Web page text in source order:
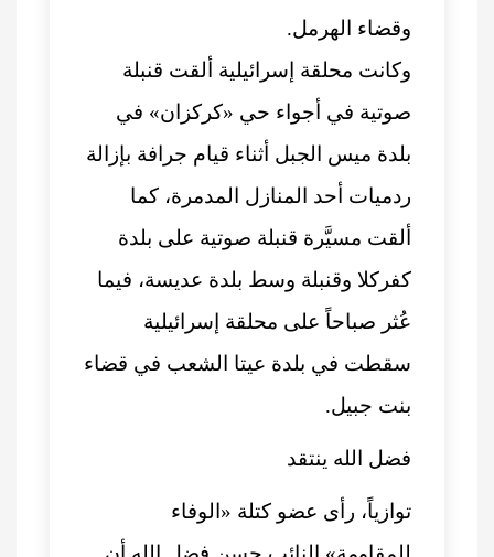
وقضاء الهرمل.
وكانت محلقة إسرائيلية ألقت قنبلة
صوتية في أجواء حي «كركزان» في
بلدة ميس الجبل أثناء قيام جرافة بإزالة
ردميات أحد المنازل المدمرة، كما
ألقت مسيَّرة قنبلة صوتية على بلدة
كفركلا وقنبلة وسط بلدة عديسة، فيما
عُثر صباحاً على محلقة إسرائيلية
سقطت في بلدة عيتا الشعب في قضاء
بنت جبيل.
فضل الله ينتقد
توازياً، رأى عضو كتلة «الوفاء